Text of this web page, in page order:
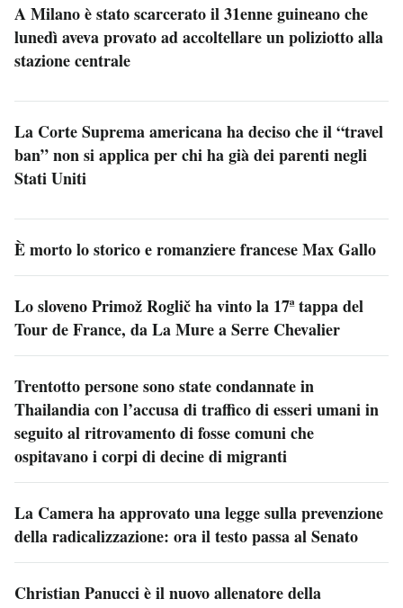
A Milano è stato scarcerato il 31enne guineano che
lunedì aveva provato ad accoltellare un poliziotto alla
stazione centrale
La Corte Suprema americana ha deciso che il “travel
ban” non si applica per chi ha già dei parenti negli
Stati Uniti
È morto lo storico e romanziere francese Max Gallo
Lo sloveno Primož Roglič ha vinto la 17ª tappa del
Tour de France, da La Mure a Serre Chevalier
Trentotto persone sono state condannate in
Thailandia con l’accusa di traffico di esseri umani in
seguito al ritrovamento di fosse comuni che
ospitavano i corpi di decine di migranti
La Camera ha approvato una legge sulla prevenzione
della radicalizzazione: ora il testo passa al Senato
Christian Panucci è il nuovo allenatore della